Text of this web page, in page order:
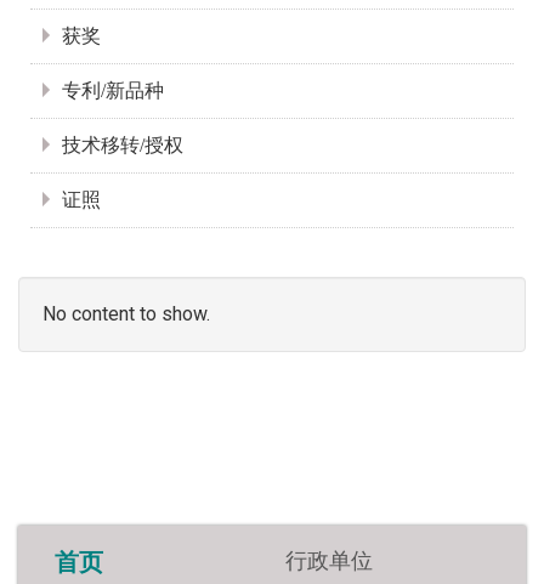
获奖
专利/新品种
技术移转/授权
证照
No content to show.
首页 行政单位